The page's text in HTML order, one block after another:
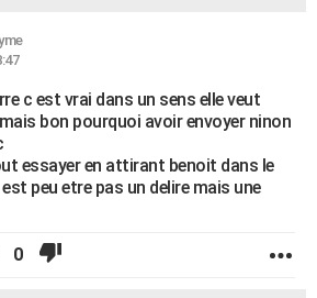
c est vrai dans un sens elle veut
bon pourquoi avoir envoyer ninon
essayer en attirant benoit dans le
peu etre pas un delire mais une
0